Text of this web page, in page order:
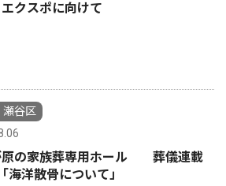
クスポに向けて
瀬谷区
原の家族葬専用ホール 葬儀連載
海洋散骨について」